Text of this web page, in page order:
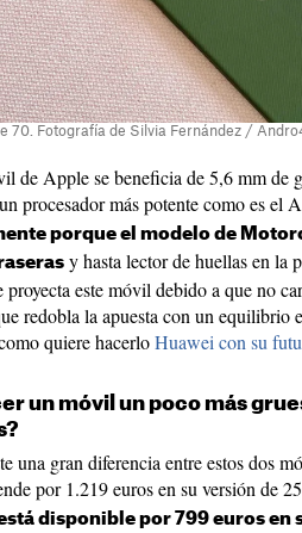
70. Fotografía de Silvia Fernández /
de Apple se beneficia de 5,6 mm de
procesador más potente como es el
porque el modelo de
y hasta lector de huellas en la
proyecta este móvil debido a que no
redobla la apuesta con un equilibrio
quiere hacerloHuawei con su
un móvil un poco más
una gran diferencia entre estos dos
por 1.219 euros en su versión de
disponible por 799 euros en